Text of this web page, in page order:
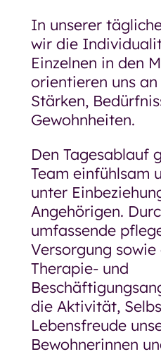
In unserer
wir die
Einzelnen in den
orientieren uns
Stärken,
Gewohnheiten.
Den Tagesablauf
Team einfühlsam
unter
Angehörigen.
umfassende
Versorgung sowie
Therapie- und
die Aktivität,
Lebensfreude
Bewohnerinnen